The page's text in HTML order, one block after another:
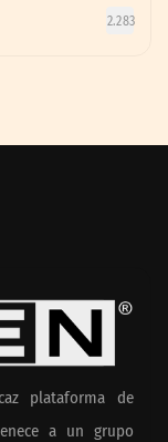
2.283
plataforma de
a un grupo